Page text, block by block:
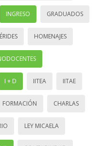
INGRESO GRADUADOS
HOMENAJES
I + D IITEA IITAE
FORMACIÓN CHARLAS
LEY MICAELA